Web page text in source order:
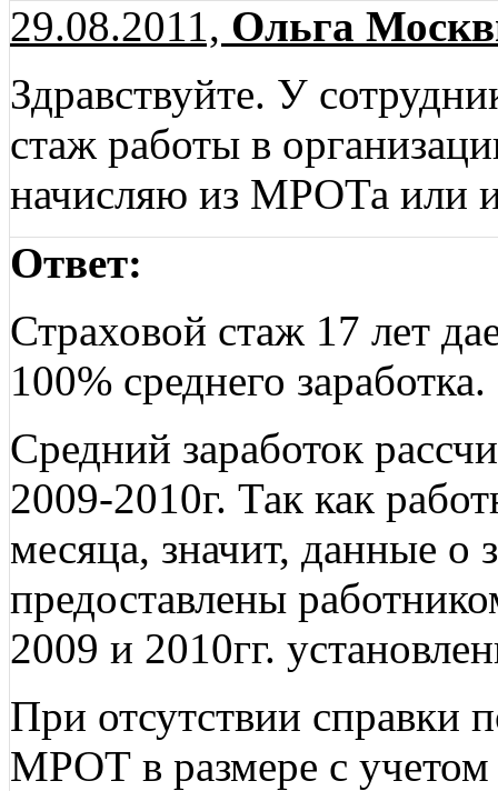
29.08.2011, Ольга
Здравствуйте. У
стаж работы в
начисляю из МРОТа или
Ответ:
Страховой стаж 17 лет
100% среднего заработка.
Средний заработок
2009-2010г. Так как
месяца, значит, данные о
предоставлены
2009 и 2010гг.
При отсутствии справки
МРОТ в размере с учетом